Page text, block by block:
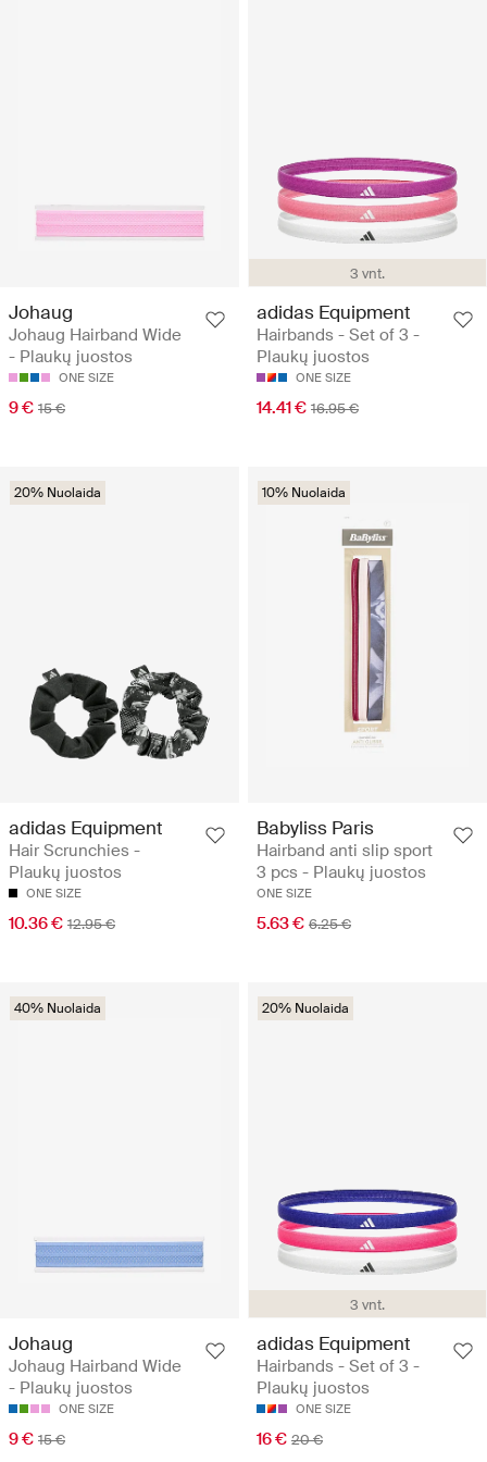
Johaug
Johaug Hairband Wide
- Plaukų juostos
ONE SIZE
9 € 15 €
3 vnt.
adidas Equipment
Hairbands - Set of 3 -
Plaukų juostos
ONE SIZE
14.41 € 16.95 €
20% Nuolaida
adidas Equipment
Hair Scrunchies -
Plaukų juostos
ONE SIZE
10.36 € 12.95 €
10% Nuolaida
Babyliss Paris
Hairband anti slip sport
3 pcs - Plaukų juostos
ONE SIZE
5.63 € 6.25 €
40% Nuolaida
Johaug
Johaug Hairband Wide
- Plaukų juostos
ONE SIZE
9 € 15 €
3 vnt.
20% Nuolaida
adidas Equipment
Hairbands - Set of 3 -
Plaukų juostos
ONE SIZE
16 € 20 €